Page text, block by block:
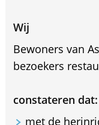
Wij
Bewoners van
bezoekers
constateren dat:
met de